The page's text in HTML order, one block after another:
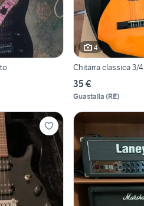
4
Chitarra classica 3/4
35 €
Guastalla (RE)